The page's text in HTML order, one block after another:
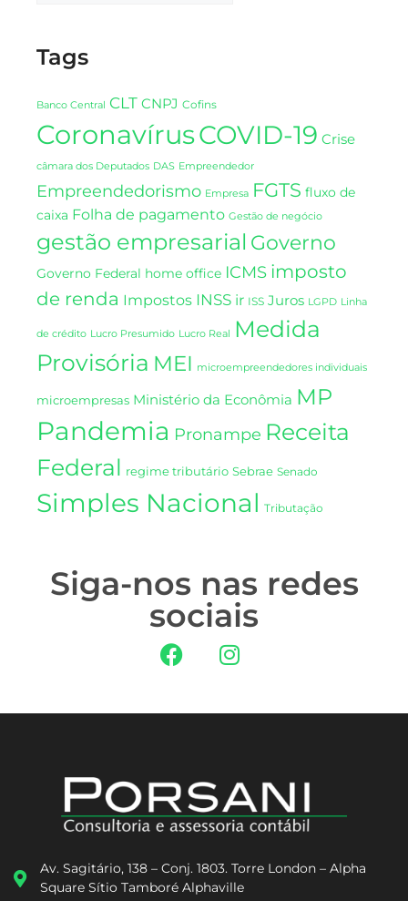
Tags
Banco Central CLT CNPJ Cofins
CoronavírusCOVID-19 Crise
câmara dos Deputados DAS Empreendedor
Empreendedorismo Empresa FGTS fluxo de
caixa Folha de pagamento Gestão de negócio
gestão empresarial Governo
Governo Federal home office ICMS imposto
de renda Impostos INSS ir ISS Juros LGPD Linha
de crédito Lucro Presumido Lucro Real
Medida
Provisória MEI microempreendedores individuais
microempresas Ministério da Econômia MP
Pandemia Pronampe Receita
Federal regime tributário Sebrae Senado
Simples Nacional Tributação
Siga-nos nas redes
sociais
Av. Sagitário, 138 – Conj. 1803. Torre London – Alpha
Square Sítio Tamboré Alphaville